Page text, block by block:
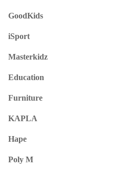
GoodKids
iSport
Masterkidz
Education
Furniture
KAPLA
Hape
Poly M